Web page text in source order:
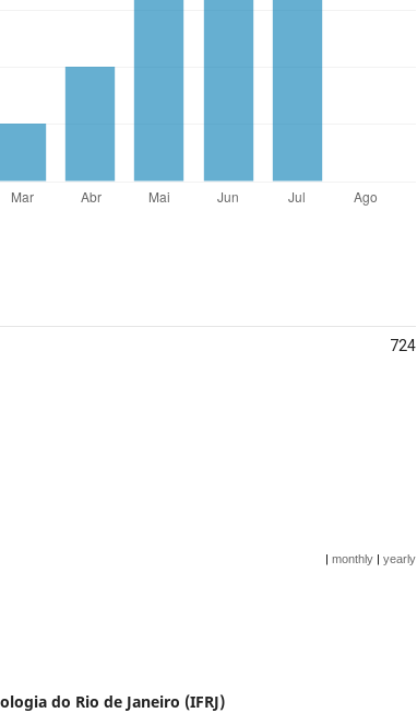
724
|monthly |yearly
do Rio de Janeiro (IFRJ)